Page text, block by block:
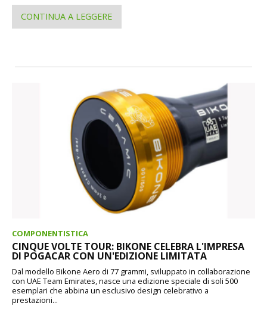
CONTINUA A LEGGERE
COMPONENTISTICA
CINQUE VOLTE TOUR: BIKONE CELEBRA L'IMPRESA
DI POGACAR CON UN'EDIZIONE LIMITATA
Dal modello Bikone Aero di 77 grammi, sviluppato in collaborazione
con UAE Team Emirates, nasce una edizione speciale di soli 500
esemplari che abbina un esclusivo design celebrativo a
prestazioni...